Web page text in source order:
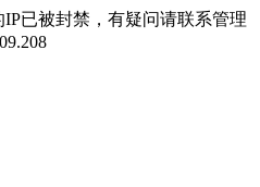
已被封禁，有疑问请联系管理